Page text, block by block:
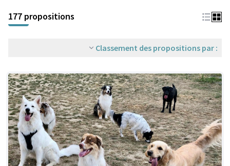
177 propositions
Classement des propositions par :